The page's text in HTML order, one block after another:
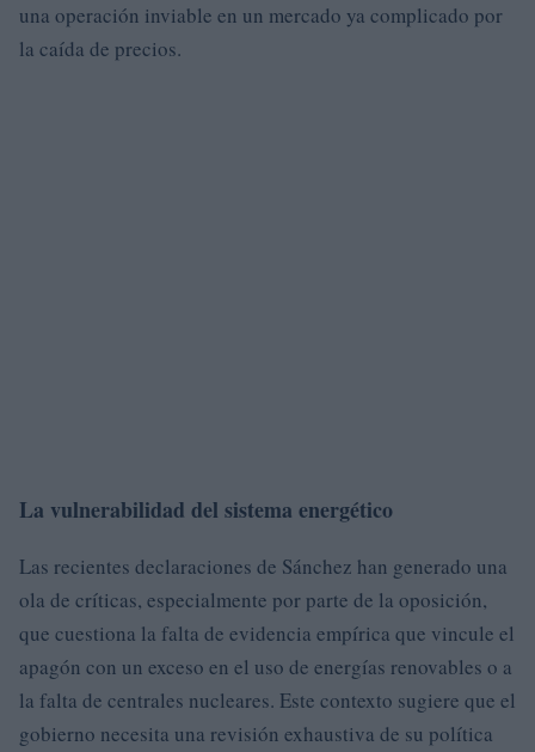
una operación inviable en un mercado ya complicado por
la caída de precios.
La vulnerabilidad del sistema energético
Las recientes declaraciones de Sánchez han generado una
ola de críticas, especialmente por parte de la oposición,
que cuestiona la falta de evidencia empírica que vincule el
apagón con un exceso en el uso de energías renovables o a
la falta de centrales nucleares. Este contexto sugiere que el
gobierno necesita una revisión exhaustiva de su política